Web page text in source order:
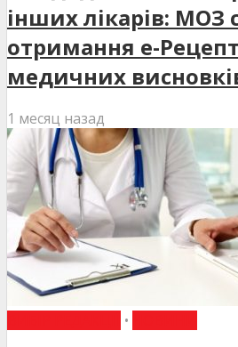
інших лікарів: МОЗ
отримання е-
медичних
1 месяц назад
•